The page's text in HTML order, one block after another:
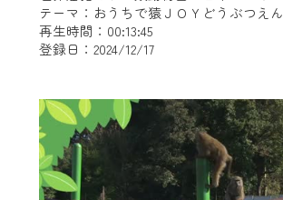
テーマ：おうちで猿ＪＯＹどうぶつえん
再生時間：00:13:45
登録日：2024/12/17